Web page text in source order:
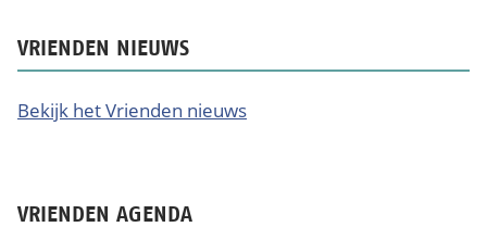
VRIENDEN NIEUWS
Bekijk het Vrienden nieuws
VRIENDEN AGENDA